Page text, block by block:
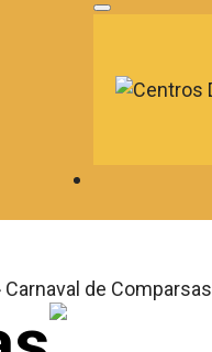
Carnaval de Comparsas